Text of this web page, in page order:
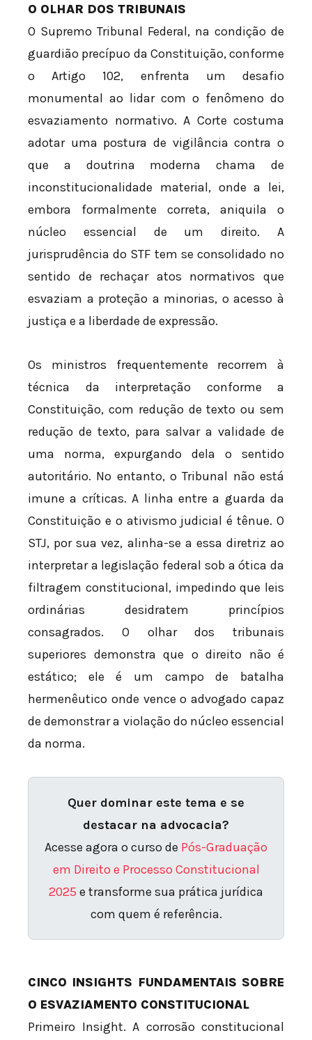
O OLHAR DOS TRIBUNAIS
O Supremo Tribunal Federal, na condição de
guardião precípuo da Constituição, conforme
o Artigo 102, enfrenta um desafio
monumental ao lidar com o fenômeno do
esvaziamento normativo. A Corte costuma
adotar uma postura de vigilância contra o
que a doutrina moderna chama de
inconstitucionalidade material, onde a lei,
embora formalmente correta, aniquila o
núcleo essencial de um direito. A
jurisprudência do STF tem se consolidado no
sentido de rechaçar atos normativos que
esvaziam a proteção a minorias, o acesso à
justiça e a liberdade de expressão.
Os ministros frequentemente recorrem à
técnica da interpretação conforme a
Constituição, com redução de texto ou sem
redução de texto, para salvar a validade de
uma norma, expurgando dela o sentido
autoritário. No entanto, o Tribunal não está
imune a críticas. A linha entre a guarda da
Constituição e o ativismo judicial é tênue. O
STJ, por sua vez, alinha-se a essa diretriz ao
interpretar a legislação federal sob a ótica da
filtragem constitucional, impedindo que leis
ordinárias desidratem princípios
consagrados. O olhar dos tribunais
superiores demonstra que o direito não é
estático; ele é um campo de batalha
hermenêutico onde vence o advogado capaz
de demonstrar a violação do núcleo essencial
da norma.
Quer dominar este tema e se
destacar na advocacia?
Acesse agora o curso de Pós-Graduação
em Direito e Processo Constitucional
2025 e transforme sua prática jurídica
com quem é referência.
CINCO INSIGHTS FUNDAMENTAIS SOBRE
O ESVAZIAMENTO CONSTITUCIONAL
Primeiro Insight. A corrosão constitucional